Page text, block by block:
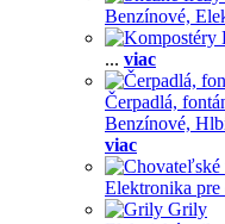
Benzínové,
... viac
Čerpadlá,
Benzínové,
viac
Elektronika
Grily